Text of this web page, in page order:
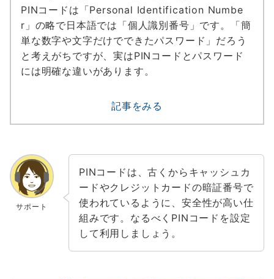
PINコードは「Personal Identification Numbe
r」の略で日本語では「個人識別番号」です。「簡
単な数字や文字だけでできたパスワード」だろう
と考えがちですが、実はPINコードとパスワード
には明確な違いがあります。
記事をみる
サポート
PINコードは、古くからキャッシュカ
ードやクレジットカードの暗証番号で
使われているように、安全性が高い仕
組みです。なるべくPINコードを設定
して利用しましょう。